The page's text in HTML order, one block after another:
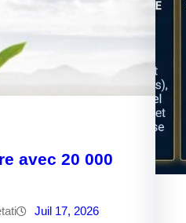
avec 20 000
Juil 17, 2026